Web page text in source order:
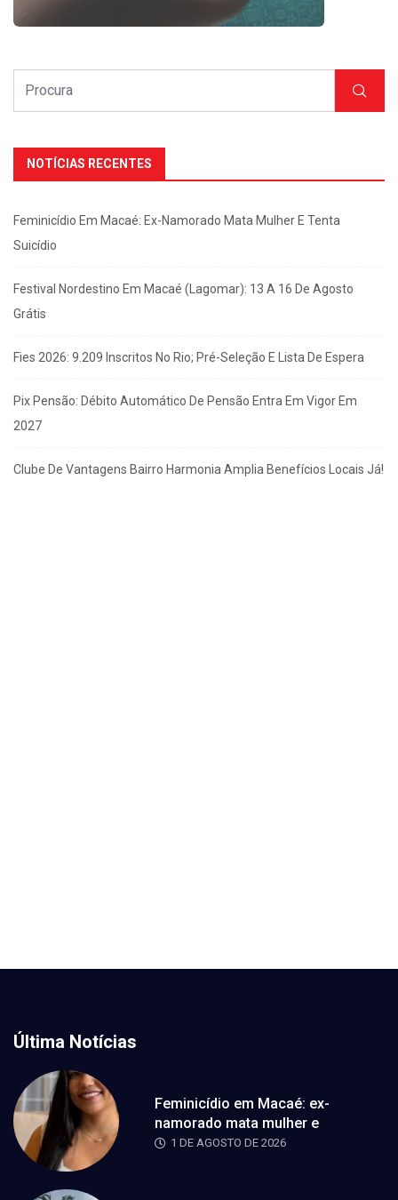
NOTÍCIAS RECENTES
Feminicídio Em Macaé: Ex-Namorado Mata Mulher E Tenta
Suicídio
Festival Nordestino Em Macaé (Lagomar): 13 A 16 De Agosto
Grátis
Fies 2026: 9.209 Inscritos No Rio; Pré-Seleção E Lista De Espera
Pix Pensão: Débito Automático De Pensão Entra Em Vigor Em
2027
Clube De Vantagens Bairro Harmonia Amplia Benefícios Locais Já!
Última Notícias
Feminicídio em Macaé: ex-
namorado mata mulher e
1 DE AGOSTO DE 2026